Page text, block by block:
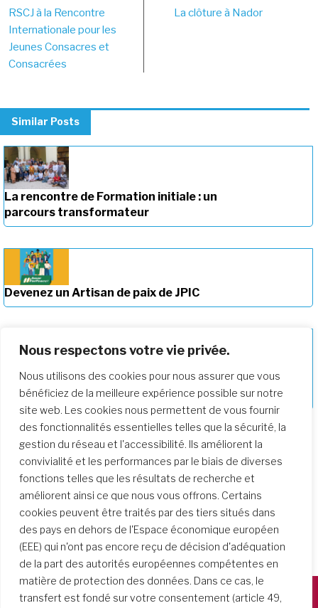
Nous respectons votre vie privée.
Nous utilisons des cookies pour nous assurer que vous
bénéficiez de la meilleure expérience possible sur notre
site web. Les cookies nous permettent de vous fournir
des fonctionnalités essentielles telles que la sécurité, la
gestion du réseau et l'accessibilité. Ils améliorent la
convivialité et les performances par le biais de diverses
fonctions telles que les résultats de recherche et
améliorent ainsi ce que nous vous offrons. Certains
cookies peuvent être traités par des tiers situés dans
des pays en dehors de l'Espace économique européen
(EEE) qui n'ont pas encore reçu de décision d'adéquation
de la part des autorités européennes compétentes en
matière de protection des données. Dans ce cas, le
transfert est fondé sur votre consentement (article 49,
navigation
RSCJ à la Rencontre
Internationale pour les
Jeunes Consacres et
Consacrées
La clôture à Nador
Similar Posts
La rencontre de Formation initiale : un
parcours transformateur
Devenez un Artisan de paix de JPIC
Approfondir notre parcours de
formation